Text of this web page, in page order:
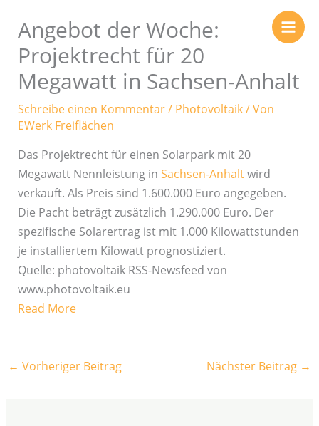
Inhalt
springen
Angebot der Woche:
Projektrecht für 20
Megawatt in Sachsen-Anhalt
Schreibe einen Kommentar/ Photovoltaik/ Von
EWerk Freiflächen
Das Projektrecht für einen Solarpark mit 20
Megawatt Nennleistung in Sachsen-Anhaltwird
verkauft. Als Preis sind 1.600.000 Euro angegeben.
Die Pacht beträgt zusätzlich 1.290.000 Euro. Der
spezifische Solarertrag ist mit 1.000 Kilowattstunden
je installiertem Kilowatt prognostiziert.
Quelle: photovoltaik RSS-Newsfeed von
www.photovoltaik.eu
Read More
← Vorheriger Beitrag Nächster Beitrag →